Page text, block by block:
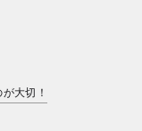
大切！